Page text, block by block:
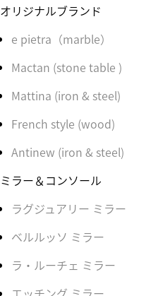
オリジナルブランド
e pietra（marble）
Mactan (stone table )
Mattina (iron & steel)
French style (wood)
Antinew (iron & steel)
ミラー＆コンソール
ラグジュアリー ミラー
ベルルッソ ミラー
ラ・ルーチェ ミラー